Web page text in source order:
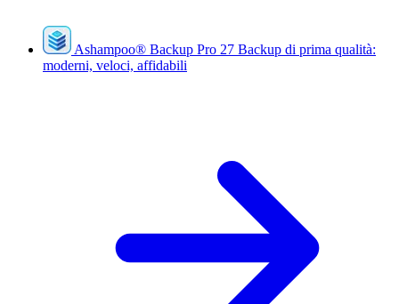
Ashampoo® Backup Pro 27 Backup di prima qualità:
moderni, veloci, affidabili